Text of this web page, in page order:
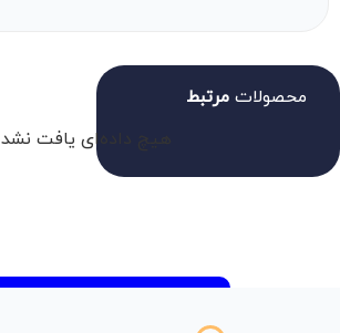
محصولات مرتبط
هیچ داده‌ای یافت نشد